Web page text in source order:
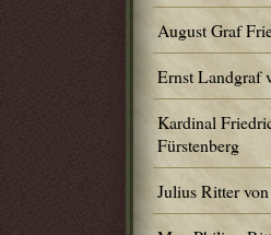
August Graf
Ernst Landgraf
Kardinal
Fürstenberg
Julius Ritter